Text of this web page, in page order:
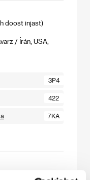
doost injast)
/ Írán, USA,
3P4
422
7KA